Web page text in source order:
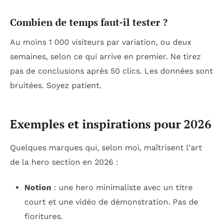
Combien de temps faut-il tester ?
Au moins 1 000 visiteurs par variation, ou deux
semaines, selon ce qui arrive en premier. Ne tirez
pas de conclusions après 50 clics. Les données sont
bruitées. Soyez patient.
Exemples et inspirations pour 2026
Quelques marques qui, selon moi, maîtrisent l'art
de la hero section en 2026 :
Notion : une hero minimaliste avec un titre
court et une vidéo de démonstration. Pas de
fioritures.